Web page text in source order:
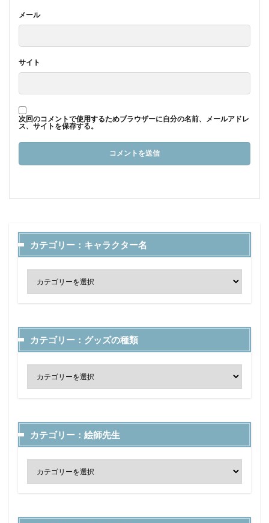
メール
サイト
次回のコメントで使用するためブラウザーに自分の名前、メールアドレ
ス、サイトを保存する。
カテゴリー：キャラクター名
カテゴリー：グッズの種類
カテゴリー：絵師先生